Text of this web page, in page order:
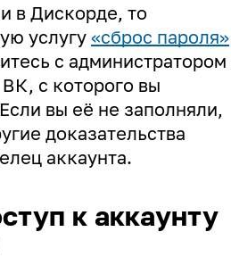
в Дискорде, то
услугу «сброс пароля»
с администратором
ВК , с которого вы
вы её не заполняли,
доказательства
аккаунта.
к аккаунту